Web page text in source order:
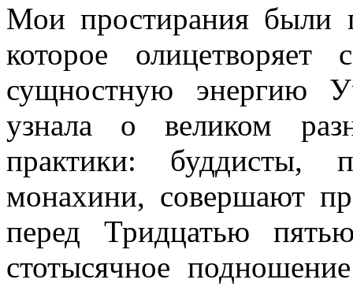
Мои простирания
которое
сущностную энергию
узнала о великом
практики: буддисты,
монахини, совершают
перед Тридцатью
стотысячное